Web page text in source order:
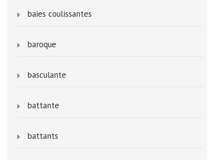
baies coulissantes
baroque
basculante
battante
battants